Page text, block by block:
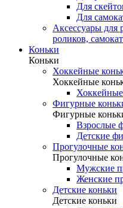
Для
Для
Аксессуары для
роликов,
Коньки
Коньки
Хоккейные
Хоккейные
Фигурные
Фигурные
Взрослые
Детские
Прогулочные
Прогулочные
Мужские
Женские
Детские коньки
Детские коньки